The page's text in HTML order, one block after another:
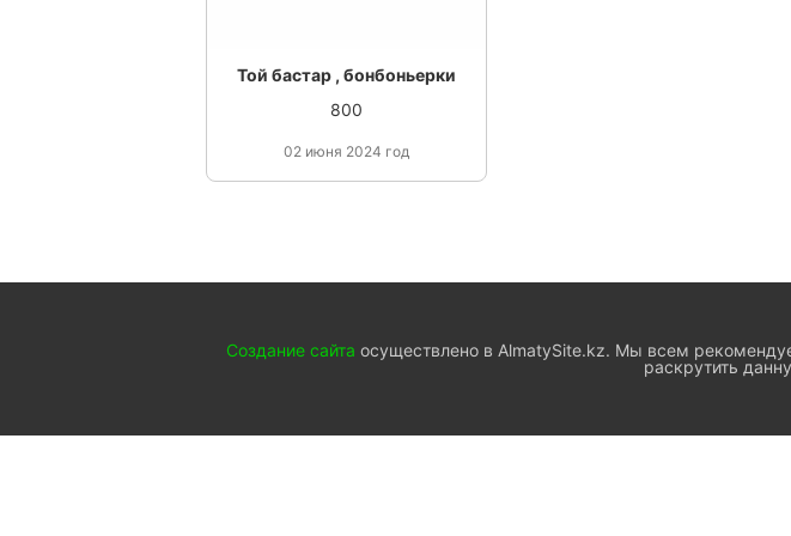
Той бастар , бонбоньерки
800
02 июня 2024 год
Создание сайта осуществлено в AlmatySite.kz. Мы всем
раскрутить